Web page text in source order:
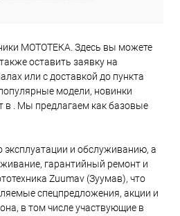
МОТОТЕКА. Здесь вы можете
оставить заявку на
или с доставкой до пункта
модели, новинки
в . Мы предлагаем как базовые
и обслуживанию, а
гарантийный ремонт и
Zuumav (Зуумав), что
спецпредложения, акции и
в том числе участвующие в